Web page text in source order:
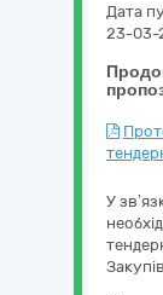
Дата
23-03-
У